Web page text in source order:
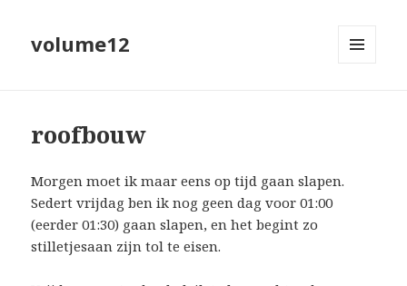
volume12
roofbouw
Morgen moet ik maar eens op tijd gaan slapen.
Sedert vrijdag ben ik nog geen dag voor 01:00
(eerder 01:30) gaan slapen, en het begint zo
stilletjesaan zijn tol te eisen.